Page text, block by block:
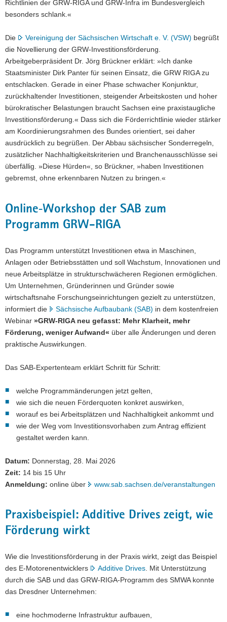
Richtlinien der GRW-RIGA und GRW-Infra im Bundesvergleich
besonders schlank.«
Die Vereinigung der Sächsischen Wirtschaft e. V. (VSW) begrüßt
die Novellierung der GRW-Investitionsförderung.
Arbeitgeberpräsident Dr. Jörg Brückner erklärt: »Ich danke
Staatsminister Dirk Panter für seinen Einsatz, die GRW RIGA zu
entschlacken. Gerade in einer Phase schwacher Konjunktur,
zurückhaltender Investitionen, steigender Arbeitskosten und hoher
bürokratischer Belastungen braucht Sachsen eine praxistaugliche
Investitionsförderung.« Dass sich die Förderrichtlinie wieder stärker
am Koordinierungsrahmen des Bundes orientiert, sei daher
ausdrücklich zu begrüßen. Der Abbau sächsischer Sonderregeln,
zusätzlicher Nachhaltigkeitskriterien und Branchenausschlüsse sei
überfällig. »Diese Hürden«, so Brückner, »haben Investitionen
gebremst, ohne erkennbaren Nutzen zu bringen.«
Online‑Workshop der SAB zum
Programm GRW-RIGA
Das Programm unterstützt Investitionen etwa in Maschinen,
Anlagen oder Betriebsstätten und soll Wachstum, Innovationen und
neue Arbeitsplätze in strukturschwächeren Regionen ermöglichen.
Um Unternehmen, Gründerinnen und Gründer sowie
wirtschaftsnahe Forschungseinrichtungen gezielt zu unterstützen,
informiert die
Sächsische Aufbaubank (SAB) in dem kostenfreien
Webinar »GRW-RIGA neu gefasst: Mehr Klarheit, mehr
Förderung, weniger Aufwand« über alle Änderungen und deren
praktische Auswirkungen.
Das SAB-Expertenteam erklärt Schritt für Schritt:
welche Programmänderungen jetzt gelten,
wie sich die neuen Förderquoten konkret auswirken,
worauf es bei Arbeitsplätzen und Nachhaltigkeit ankommt und
wie der Weg vom Investitionsvorhaben zum Antrag effizient
gestaltet werden kann.
Datum: Donnerstag, 28. Mai 2026
Zeit: 14 bis 15 Uhr
Anmeldung: online über www.sab.sachsen.de/veranstaltungen
Praxisbeispiel: Additive Drives zeigt, wie
Förderung wirkt
Wie die Investitionsförderung in der Praxis wirkt, zeigt das Beispiel
des E-Motorenentwicklers
Additive Drives. Mit Unterstützung
durch die SAB und das GRW-RIGA-Programm des SMWA konnte
das Dresdner Unternehmen:
eine hochmoderne Infrastruktur aufbauen,